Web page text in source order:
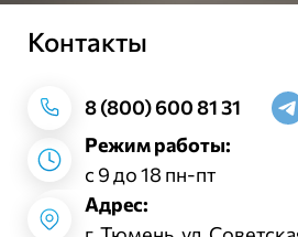
Контакты
8 (800) 600 81 31
Режим работы:
с 9 до 18 пн-пт
Адрес: